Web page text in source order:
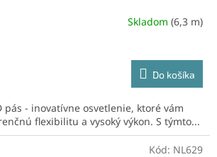
Skladom (6,3 m)
Do košíka
pás - inovatívne osvetlenie, ktoré vám
flexibilitu a vysoký výkon. S týmto...
Kód: NL629